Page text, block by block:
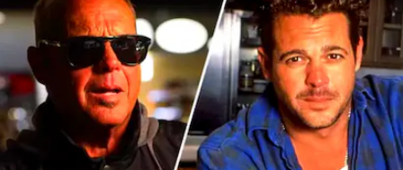
Infotechnology
Clase
Clima
Mundial 2026
Eventos Corporativos